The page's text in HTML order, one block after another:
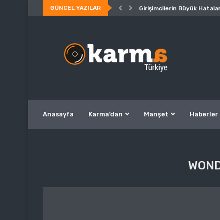
GÜNCEL YAZILAR Girişimcilerin Büyük
Anasayfa Karma’dan Manşet Haberler